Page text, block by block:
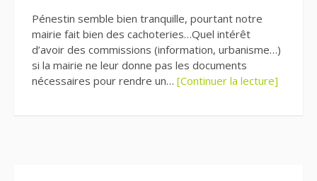
Pénestin semble bien tranquille, pourtant notre
mairie fait bien des cachoteries…Quel intérêt
d’avoir des commissions (information, urbanisme…)
si la mairie ne leur donne pas les documents
nécessaires pour rendre un… [Continuer la lecture]